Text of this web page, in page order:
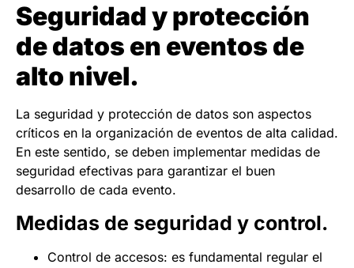
Seguridad y protección
de datos en eventos de
alto nivel.
La seguridad y protección de datos son aspectos
críticos en la organización de eventos de alta calidad.
En este sentido, se deben implementar medidas de
seguridad efectivas para garantizar el buen
desarrollo de cada evento.
Medidas de seguridad y control.
Control de accesos: es fundamental regular el